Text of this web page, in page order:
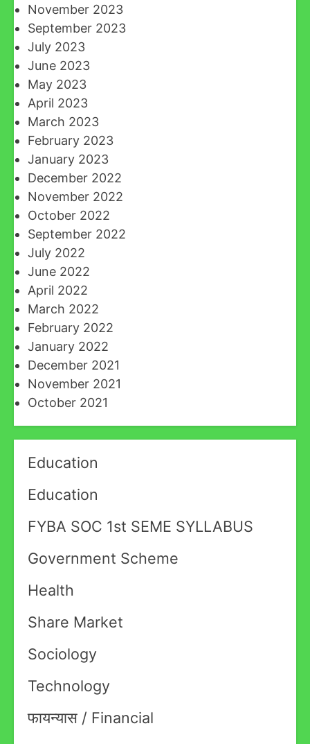
November 2023
September 2023
July 2023
June 2023
May 2023
April 2023
March 2023
February 2023
January 2023
December 2022
November 2022
October 2022
September 2022
July 2022
June 2022
April 2022
March 2022
February 2022
January 2022
December 2021
November 2021
October 2021
Education
Education
FYBA SOC 1st SEME SYLLABUS
Government Scheme
Health
Share Market
Sociology
Technology
फायन्यास / Financial